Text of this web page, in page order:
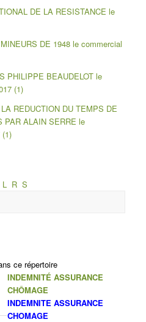
DE LA RESISTANCE le
DE 1948 le commercial
PHILIPPE BEAUDELOT le
(1)
REDUCTION DU TEMPS DE
PAR ALAIN SERRE le
L R S
ce répertoire
INDEMNITÉ ASSURANCE
CHÔMAGE
INDEMNITE ASSURANCE
CHOMAGE